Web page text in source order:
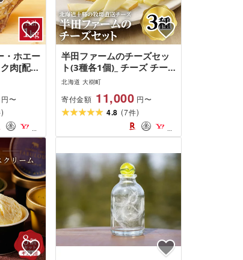
・ホエー
肉[配送
円〜
)
半田ファームのチーズセッ
ト(3種各1個)_ チーズ チー
ズセット 3種 美味しい 人気
道 [配送不可地域:離島]
北海道 大樹町
寄付金額 11,000 円〜
4.8 (7件)